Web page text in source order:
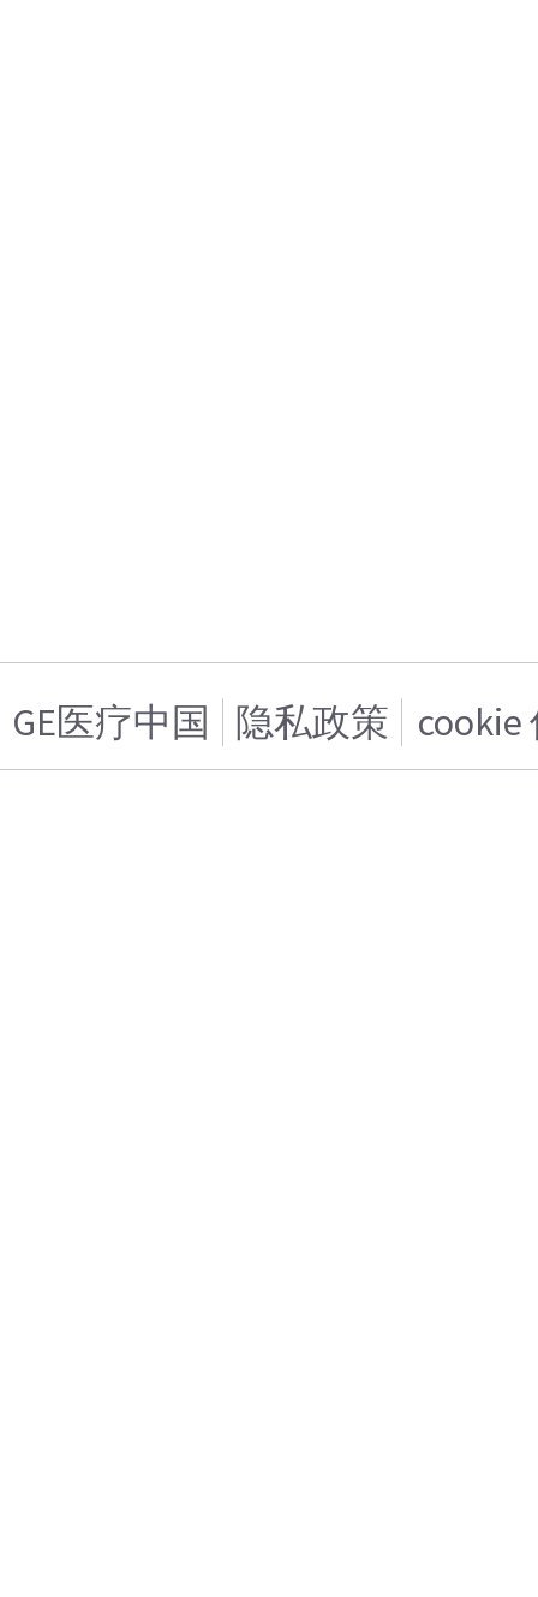
GE医疗中国 隐私政策 cookie